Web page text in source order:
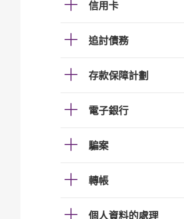
信用卡
追討債務
存款保障計劃
電子銀行
騙案
轉帳
個人資料的處理